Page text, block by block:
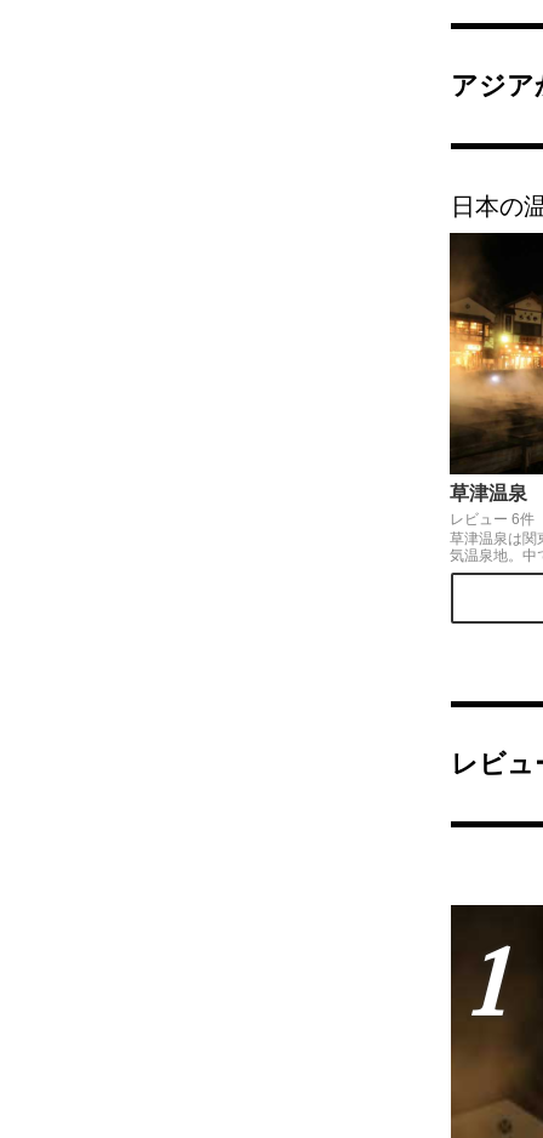
アジア
日本の
草津温泉
レビュー 6件
草津温泉は関
気温泉地。中
る湯畑は湯煙
温泉街が幻想
レビ
1